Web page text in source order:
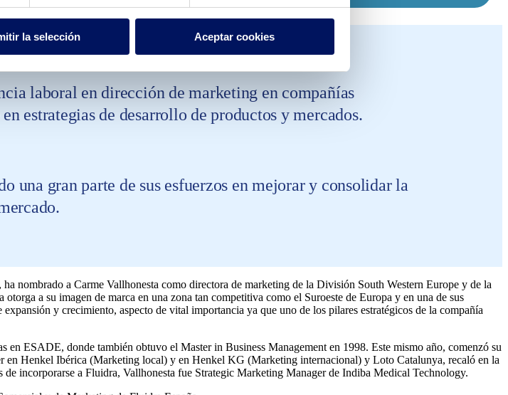
la selección Aceptar cookies
laboral en dirección de marketing en compañías
estrategias de desarrollo de productos y mercados.
una gran parte de sus esfuerzos en mejorar y consolidar la
nombrado a Carme Vallhonesta como directora de marketing de la División South Western Europe y de la
a su imagen de marca en una zona tan competitiva como el Suroeste de Europa y en una de sus
y crecimiento, aspecto de vital importancia ya que uno de los pilares estratégicos de la compañía
ESADE, donde también obtuvo el Master in Business Management en 1998. Este mismo año, comenzó su
en Henkel Ibérica (Marketing local) y en Henkel KG (Marketing internacional) y Loto Catalunya, recaló en la
incorporarse a Fluidra, Vallhonesta fue Strategic Marketing Manager de Indiba Medical Technology.